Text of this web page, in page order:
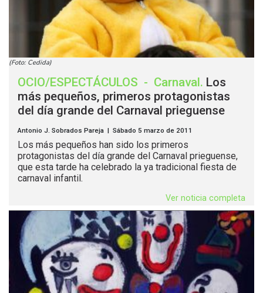
(Foto: Cedida)
OCIO/ESPECTÁCULOS - Carnaval. Los
más pequeños, primeros protagonistas
del día grande del Carnaval prieguense
Antonio J. Sobrados Pareja | Sábado 5 marzo de 2011
Los más pequeños han sido los primeros
protagonistas del día grande del Carnaval prieguense,
que esta tarde ha celebrado la ya tradicional fiesta de
carnaval infantil.
Ver noticia completa